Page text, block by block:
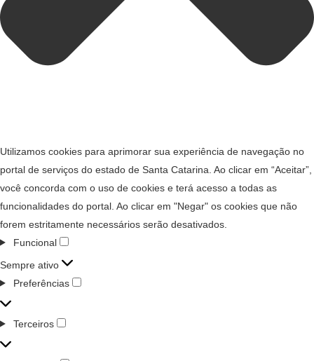
Utilizamos cookies para aprimorar sua experiência de navegação no
portal de serviços do estado de Santa Catarina. Ao clicar em “Aceitar”,
você concorda com o uso de cookies e terá acesso a todas as
funcionalidades do portal. Ao clicar em "Negar" os cookies que não
forem estritamente necessários serão desativados.
Funcional
Sempre ativo
Preferências
Terceiros